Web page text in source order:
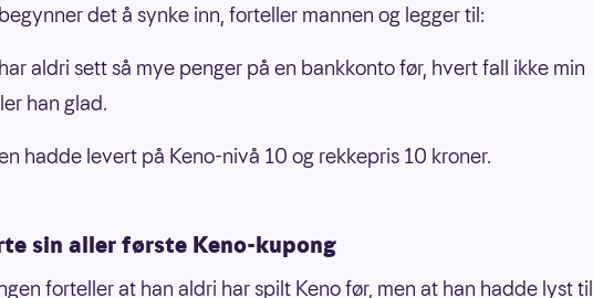
det å synke inn, forteller mannen og legger til:
aldri sett så mye penger på en bankkonto før, hvert fall ikke min
han glad.
hadde levert på Keno-nivå 10 og rekkepris 10 kroner.
sin aller første Keno-kupong
forteller at han aldri har spilt Keno før, men at han hadde lyst til